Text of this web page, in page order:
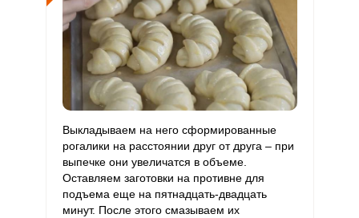
Выкладываем на него сформированные
рогалики на расстоянии друг от друга – при
выпечке они увеличатся в объеме.
Оставляем заготовки на противне для
подъема еще на пятнадцать-двадцать
минут. После этого смазываем их